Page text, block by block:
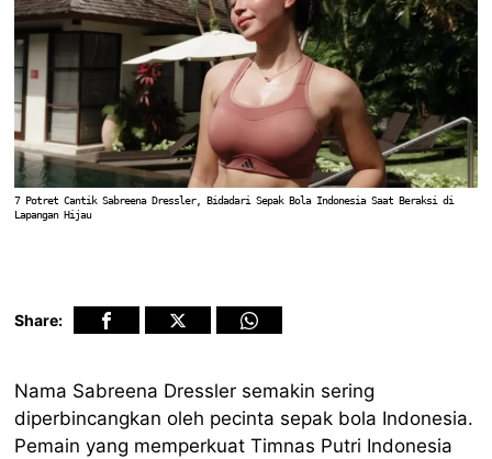
7 Potret Cantik Sabreena Dressler, Bidadari Sepak Bola Indonesia Saat Beraksi di
Lapangan Hijau
Share:
Nama Sabreena Dressler semakin sering
diperbincangkan oleh pecinta sepak bola Indonesia.
Pemain yang memperkuat Timnas Putri Indonesia